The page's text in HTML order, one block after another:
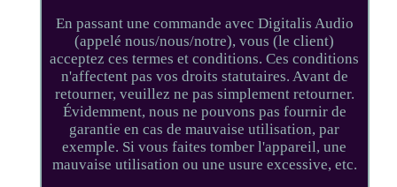
En passant une commande avec Digitalis Audio
(appelé nous/nous/notre), vous (le client)
acceptez ces termes et conditions. Ces conditions
n'affectent pas vos droits statutaires. Avant de
retourner, veuillez ne pas simplement retourner.
Évidemment, nous ne pouvons pas fournir de
garantie en cas de mauvaise utilisation, par
exemple. Si vous faites tomber l'appareil, une
mauvaise utilisation ou une usure excessive, etc.